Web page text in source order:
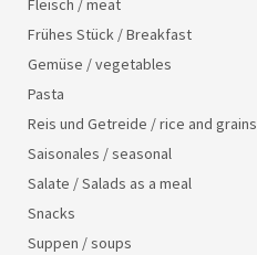
Fleisch / meat
Frühes Stück / Breakfast
Gemüse / vegetables
Pasta
Reis und Getreide / rice and grains
Saisonales / seasonal
Salate / Salads as a meal
Snacks
Suppen / soups